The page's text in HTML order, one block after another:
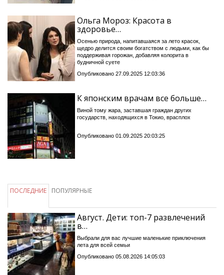
Ольга Мороз: Красота в
здоровье…
Осенью природа, напитавшаяся за лето красок,
щедро делится своим богатством с людьми, как бы
поддерживая горожан, добавляя колорита в
будничной суете
Опубликовано 27.09.2025 12:03:36
К японским врачам все больше…
Виной тому жара, заставшая граждан других
государств, находящихся в Токио, врасплох
Опубликовано 01.09.2025 20:03:25
ПОСЛЕДНИЕ ПОПУЛЯРНЫЕ
Август. Дети: топ-7 развлечений
в…
Выбрали для вас лучшие маленькие приключения
лета для всей семьи
Опубликовано 05.08.2026 14:05:03